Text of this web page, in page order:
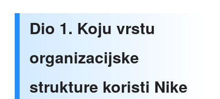
Dio 1. Koju vrstu
organizacijske
strukture koristi Nike